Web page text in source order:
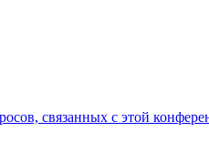
связанных с этой